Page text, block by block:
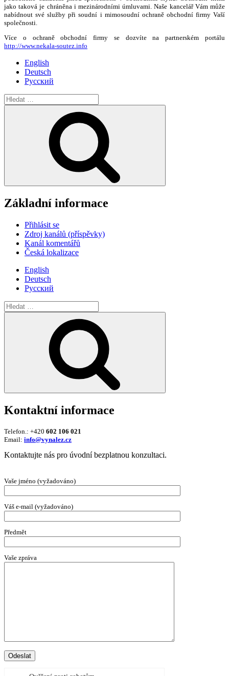
jako taková je chráněna i mezinárodními úmluvami. Naše kancelář Vám může
nabídnout své služby při soudní i mimosoudní ochraně obchodní firmy Vaší
společnosti.
Více o ochraně obchodní firmy se dozvíte na partnerském portálu
http://www.nekala-soutez.info
English
Deutsch
Русский
Hledat:
Základní informace
Přihlásit se
Zdroj kanálů (příspěvky)
Kanál komentářů
Česká lokalizace
English
Deutsch
Русский
Hledat:
Kontaktní informace
Telefon.: +420 602 106 021
Email: info@vynalez.cz
Kontaktujte nás pro úvodní bezplatnou konzultaci.
Vaše jméno (vyžadováno)
Váš e-mail (vyžadováno)
Předmět
Vaše zpráva